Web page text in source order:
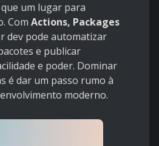
um lugar para
Com Actions, Packages
dev pode automatizar
e publicar
e poder. Dominar
é dar um passo rumo à
moderno.